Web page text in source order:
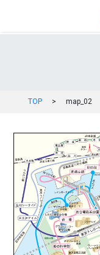
TOP > map_02